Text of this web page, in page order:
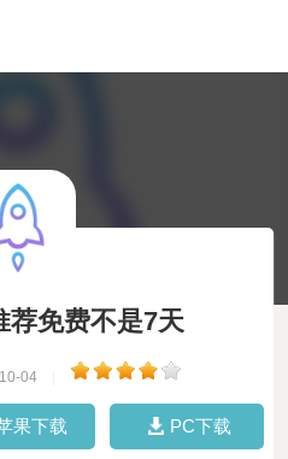
荐免费不是7天
04
果下载 PC下载